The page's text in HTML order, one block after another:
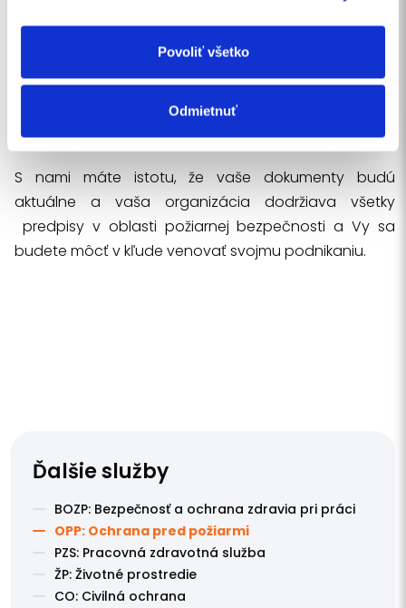
Povoliť všetko
Odmietnuť
Ďalšie služby
BOZP: Bezpečnosť a ochrana zdravia pri práci
OPP: Ochrana pred požiarmi
PZS: Pracovná zdravotná služba
ŽP: Životné prostredie
CO: Civilná ochrana
problematike OPP sme Vašim spoľahlivým partnerom
a zabezpečíme vypracovanie a správu potrebnej
dokumentácie, pravidelné prehliadky a školenia pre
vašich zamestnancov.
S nami máte istotu, že vaše dokumenty budú
aktuálne a vaša organizácia dodržiava všetky
predpisy v oblasti požiarnej bezpečnosti a Vy sa
budete môcť v kľude venovať svojmu podnikaniu.